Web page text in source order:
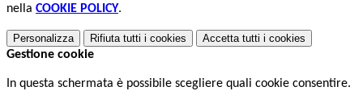
nella COOKIE POLICY.
Personalizza Rifiuta tutti i cookies Accetta tutti i cookies
Gestione cookie
In questa schermata è possibile scegliere quali cookie consentire.